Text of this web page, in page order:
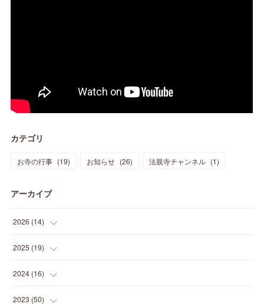
カテゴリ
お寺の行事 (19) お知らせ (26) 法親寺チャンネル (1)
アーカイブ
2026 (14)
(3
(3
(3
2025 (19)
(1
(1
2024 (16)
(3
2023 (50)